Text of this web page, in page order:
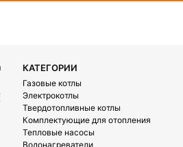
КАТЕГОРИИ
Газовые котлы
Электрокотлы
Твердотопливные котлы
Комплектующие для отопления
Тепловые насосы
Водонагреватели